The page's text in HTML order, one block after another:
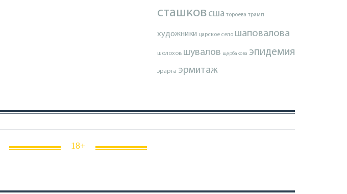
сташков сша тороева трамп
художники царское село шаповалова
шолохов шувалов щербакова эпидемия
эрарта эрмитаж
18+